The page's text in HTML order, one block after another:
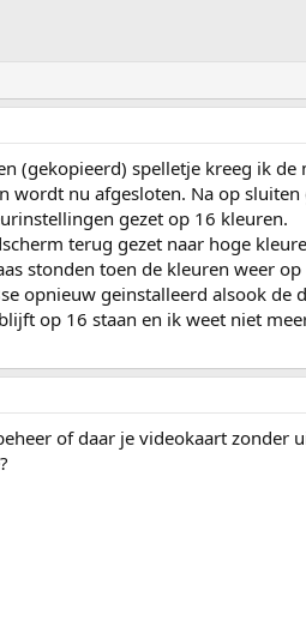
(gekopieerd) spelletje kreeg ik
wordt nu afgesloten. Na op
gezet op 16 kleuren.
terug gezet naar hoge
stonden toen de kleuren weer op
opnieuw geinstalleerd alsook de
op 16 staan en ik weet niet
of daar je videokaart zonder